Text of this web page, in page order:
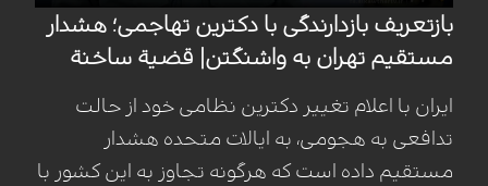
بازتعریف بازدارندگی با دکترین تهاجمی؛ هشدار
مستقیم تهران به واشنگتن| قضیة ساخنة
ایران با اعلام تغییر دکترین نظامی خود از حالت
تدافعی به هجومی، به ایالات متحده هشدار
مستقیم داده است که هرگونه تجاوز به این کشور با